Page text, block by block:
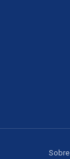
Sobre